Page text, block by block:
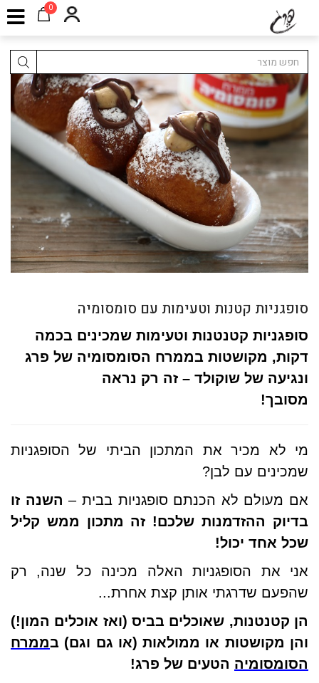
0
סופגניות קטנות וטעימות עם סומסומיה
סופגניות קטנטנות וטעימות שמכינים בכמה
דקות, מקושטות בממרח הסומסומיה של פרג
ונגיעה של שוקולד – זה רק נראה
מסובך!
מי לא מכיר את המתכון הביתי של הסופגניות
שמכינים עם לבן?
אם מעולם לא הכנתם סופגניות בבית – השנה זו
בדיוק ההזדמנות שלכם! זה מתכון ממש קליל
שכל אחד יכול!
אני את הסופגניות האלה מכינה כל שנה, רק
שהפעם שדרגתי אותן קצת אחרת...
הן קטנטנות, שאוכלים בביס (ואז אוכלים המון!)
והן מקושטות או ממולאות (או גם וגם) בממרח
הסומסומיה הטעים של פרג!